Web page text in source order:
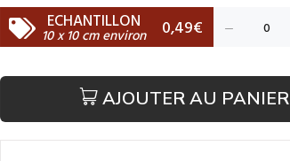
ECHANTILLON
10 x 10 cm environ 0,49€
AJOUTER AU PANIER